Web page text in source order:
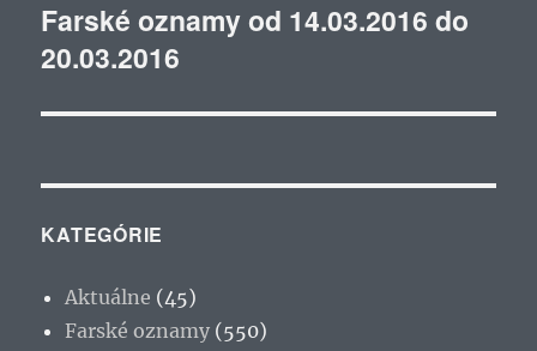
Ďalší
článok:
Farské oznamy od 14.03.2016 do
20.03.2016
KATEGÓRIE
Aktuálne (45)
Farské oznamy (550)